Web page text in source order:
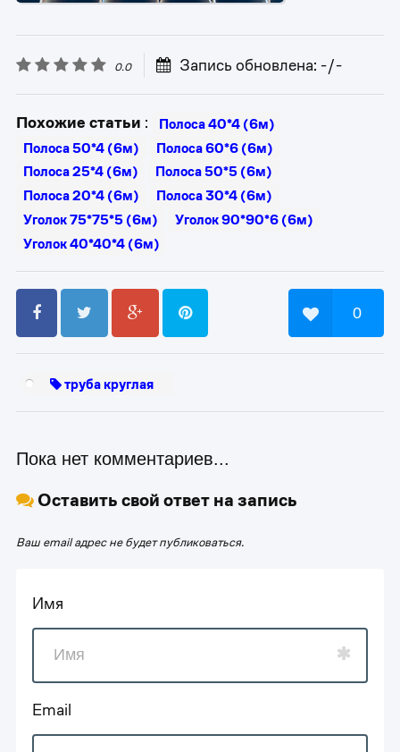
0.0 Запись обновлена: -/-
Похожие статьи :
Полоса 40*4 (6м)
Полоса 50*4 (6м)
Полоса 60*6 (6м)
Полоса 25*4 (6м)
Полоса 50*5 (6м)
Полоса 20*4 (6м)
Полоса 30*4 (6м)
Уголок 75*75*5 (6м)
Уголок 90*90*6 (6м)
Уголок 40*40*4 (6м)
0
труба круглая
Пока нет комментариев...
Оставить свой ответ на запись
Ваш email адрес не будет публиковаться.
Имя
Email